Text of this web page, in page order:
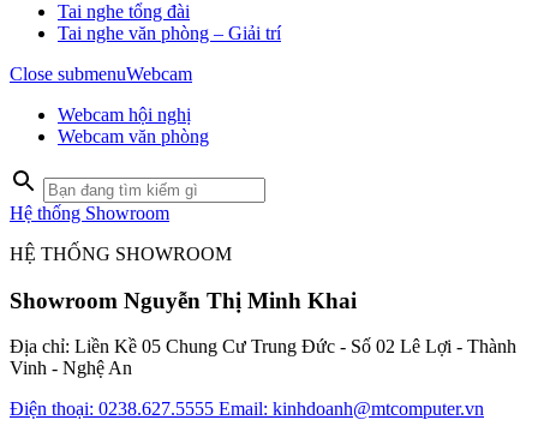
Tai nghe tổng đài
Tai nghe văn phòng – Giải trí
Close submenuWebcam
Webcam hội nghị
Webcam văn phòng
Hệ thống Showroom
HỆ THỐNG SHOWROOM
Showroom Nguyễn Thị Minh Khai
Địa chỉ: Liền Kề 05 Chung Cư Trung Đức - Số 02 Lê Lợi - Thành
Vinh - Nghệ An
Điện thoại: 0238.627.5555 Email: kinhdoanh@mtcomputer.vn